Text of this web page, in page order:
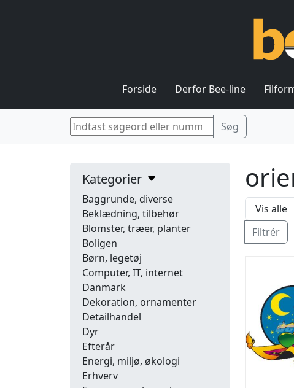
Forside Derfor Bee-line
Kategorier
Baggrunde, diverse
Beklædning, tilbehør
Blomster, træer, planter
Boligen
Børn, legetøj
Computer, IT, internet
Danmark
Dekoration, ornamenter
Detailhandel
Dyr
Efterår
Energi, miljø, økologi
Erhverv
Filtrér